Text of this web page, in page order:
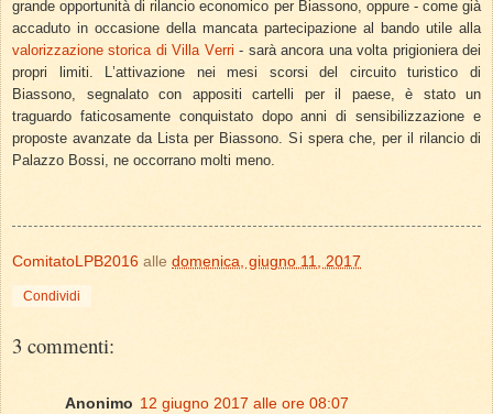
grande opportunità di rilancio economico per Biassono, oppure - come già
accaduto in occasione della mancata partecipazione al bando utile alla
valorizzazione storica di Villa Verri - sarà ancora una volta prigioniera dei
propri limiti. L’attivazione nei mesi scorsi del circuito turistico di
Biassono, segnalato con appositi cartelli per il paese, è stato un
traguardo faticosamente conquistato dopo anni di sensibilizzazione e
proposte avanzate da Lista per Biassono. Si spera che, per il rilancio di
Palazzo Bossi, ne occorrano molti meno.
ComitatoLPB2016 alle domenica, giugno 11, 2017
Condividi
3 commenti:
Anonimo 12 giugno 2017 alle ore 08:07